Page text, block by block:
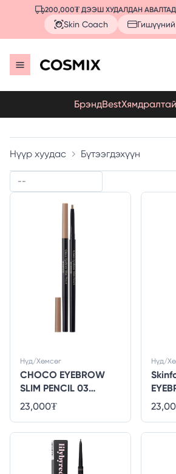
200,000₮ ДЭЭШ ХУДАЛДАН АВАЛТАД
Skin Coach
БрэндBestХямдралтай
Нүүр хуудас Бүтээгдэхүүн
CHOCO EYEBROW
SLIM PENCIL 03
NATURAL BROWN
Нүд/Хөмсөг
23,000₮
Нүд/